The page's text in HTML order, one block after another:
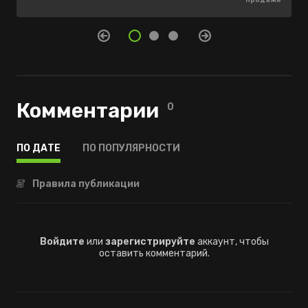
Комментарии 0
ПО ДАТЕ ПО ПОПУЛЯРНОСТИ
Правила публикации
Войдите или зарегистрируйте аккаунт, чтобы
оставить комментарий.